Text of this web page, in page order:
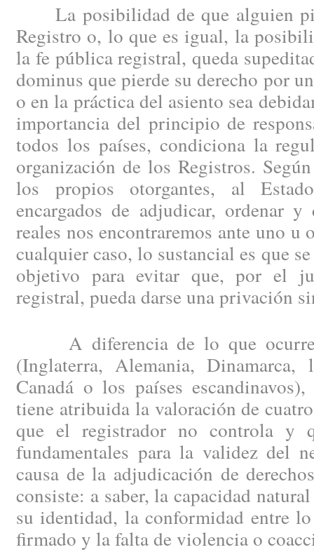
La posibilidad de que alguien
Registro o, lo que es igual, la
la fe pública registral, queda
dominus que pierde su derecho por
o en la práctica del asiento sea
importancia del principio de
todos los países, condiciona la
organización de los Registros.
los propios otorgantes, al
encargados de adjudicar, ordenar
reales nos encontraremos ante uno u
cualquier caso, lo sustancial es que
objetivo para evitar que, por el
registral, pueda darse una privación
A diferencia de lo que ocurre
(Inglaterra, Alemania,
Canadá o los países
tiene atribuida la valoración de
que el registrador no controla y
fundamentales para la validez del
causa de la adjudicación de
consiste: a saber, la capacidad
su identidad, la conformidad entre
firmado y la falta de violencia o